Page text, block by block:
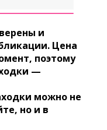
и
Цена
поэтому
—
можно не
но и в